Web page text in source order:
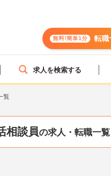
無料!簡単1分 転職
求人を検索する
覧
相談員の求人・転職一覧